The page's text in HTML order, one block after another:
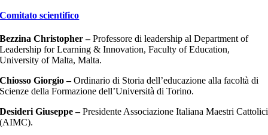
Comitato scientifico
Bezzina Christopher –Professore di leadership al Department of
Leadership for Learning & Innovation, Faculty of Education,
University of Malta, Malta.
Chiosso Giorgio –Ordinario di Storia dell’educazione alla facoltà di
Scienze della Formazione dell’Università di Torino.
Desideri Giuseppe –Presidente Associazione Italiana Maestri Cattolici
(AIMC).